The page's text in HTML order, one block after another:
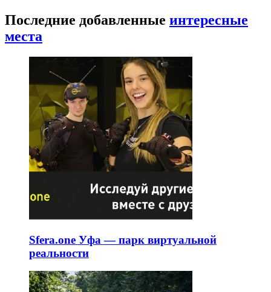
Последние добавленные интересные
места
Sfera.one Уфа — парк виртуальной
реальности